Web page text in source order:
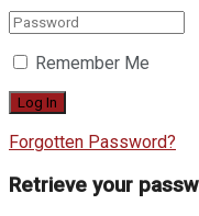
Remember Me
Forgotten Password?
Retrieve your